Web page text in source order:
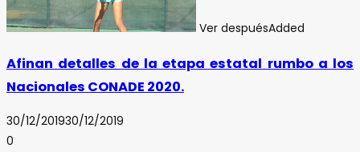
Ver despuésAdded
Afinan detalles de la etapa estatal rumbo a los
Nacionales CONADE 2020.
30/12/201930/12/2019
0